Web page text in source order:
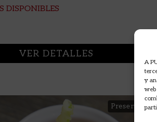
A
y
web
DISPONIBLES
VER DETALLES
Presencial